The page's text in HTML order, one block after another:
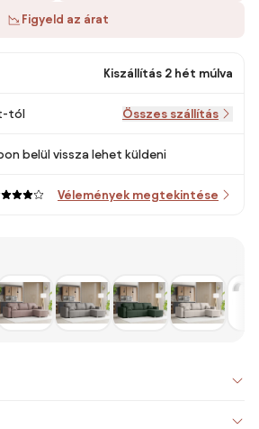
Figyeld az árat
Kiszállítás 2 hét múlva
tól Összes szállítás
belül vissza lehet küldeni
Vélemények megtekintése